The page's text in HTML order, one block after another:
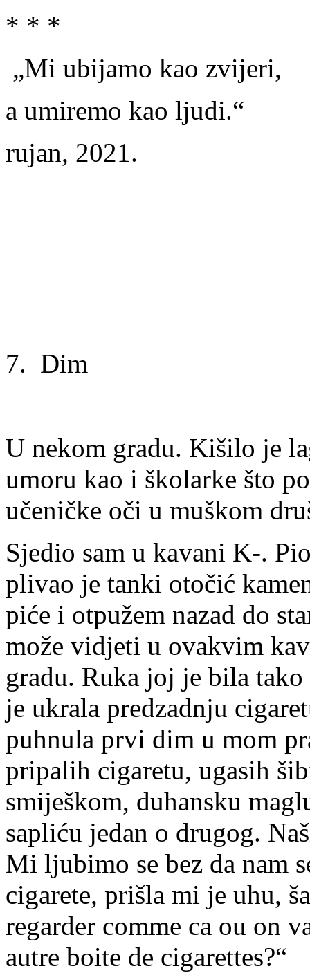
* * *
„Mi ubijamo kao zvijeri,
a umiremo kao ljudi.“
rujan, 2021.
7. Dim
U nekom gradu. Kišilo je
umoru kao i školarke što
učeničke oči u muškom
Sjedio sam u kavani K-.
plivao je tanki otočić
piće i otpužem nazad do
može vidjeti u ovakvim
gradu. Ruka joj je bila
je ukrala predzadnju
puhnula prvi dim u mom
pripalih cigaretu, ugasih
smiješkom, duhansku
sapliću jedan o drugog.
Mi ljubimo se bez da nam
cigarete, prišla mi je uhu,
regarder comme ca ou on
autre boite de cigarettes?“